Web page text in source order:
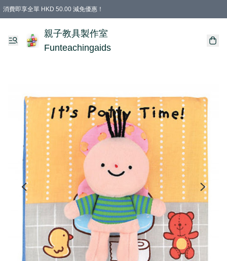
消費即享全單 HKD 50.00 減免優惠！
購物滿 HKD 699.00即享免運費優惠！（適用於 特定的送貨方式 )
凡購物滿HKD 699.00，即享免費禮品
親子教具製作室
Funteachingaids